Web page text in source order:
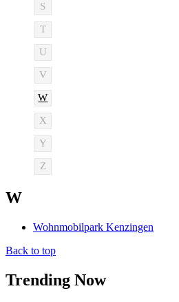
S
T
U
V
W
X
Y
Z
W
Wohnmobilpark Kenzingen
Back to top
Trending Now